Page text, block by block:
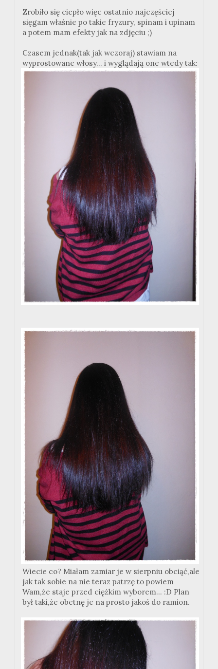
Zrobiło się ciepło więc ostatnio najczęściej
sięgam właśnie po takie fryzury, spinam i upinam
a potem mam efekty jak na zdjęciu ;)
Czasem jednak(tak jak wczoraj) stawiam na
wyprostowane włosy... i wyglądają one wtedy tak:
Wiecie co? Miałam zamiar je w sierpniu obciąć,ale
jak tak sobie na nie teraz patrzę to powiem
Wam,że staje przed ciężkim wyborem... :D Plan
był taki,że obetnę je na prosto jakoś do ramion.